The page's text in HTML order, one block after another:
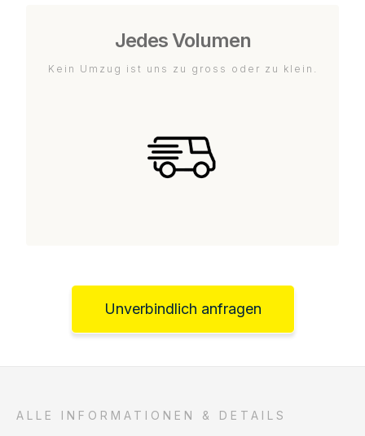
Jedes Volumen
Kein Umzug ist uns zu gross oder zu klein.
Unverbindlich anfragen
ALLE INFORMATIONEN & DETAILS